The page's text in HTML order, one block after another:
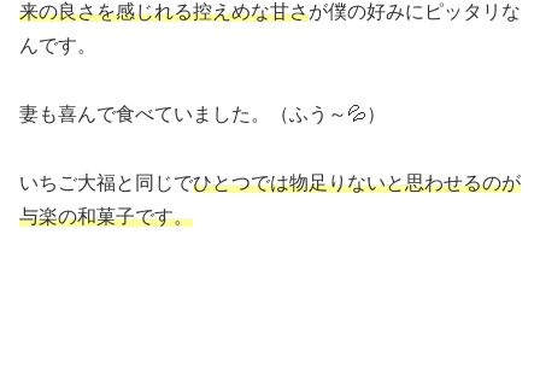
来の良さを感じれる控えめな甘さが僕の好みにピッタリな
んです。
妻も喜んで食べていました。（ふう～💦）
いちご大福と同じでひとつでは物足りないと思わせるのが
与楽の和菓子です。